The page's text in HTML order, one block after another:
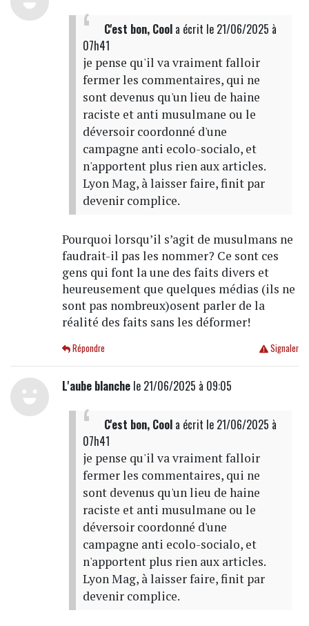
C'est bon, Coola écrit le 21/06/2025 à
07h41
je pense qu'il va vraiment falloir
fermer les commentaires, qui ne
sont devenus qu'un lieu de haine
raciste et anti musulmane ou le
déversoir coordonné d'une
campagne anti ecolo-socialo, et
n'apportent plus rien aux articles.
Lyon Mag, à laisser faire, finit par
devenir complice.
Pourquoi lorsqu’il s’agit de musulmans ne
faudrait-il pas les nommer? Ce sont ces
gens qui font la une des faits divers et
heureusement que quelques médias (ils ne
sont pas nombreux)osent parler de la
réalité des faits sans les déformer!
Signaler
Répondre
L'aube blanchele 21/06/2025 à 09:05
C'est bon, Coola écrit le 21/06/2025 à
07h41
je pense qu'il va vraiment falloir
fermer les commentaires, qui ne
sont devenus qu'un lieu de haine
raciste et anti musulmane ou le
déversoir coordonné d'une
campagne anti ecolo-socialo, et
n'apportent plus rien aux articles.
Lyon Mag, à laisser faire, finit par
devenir complice.